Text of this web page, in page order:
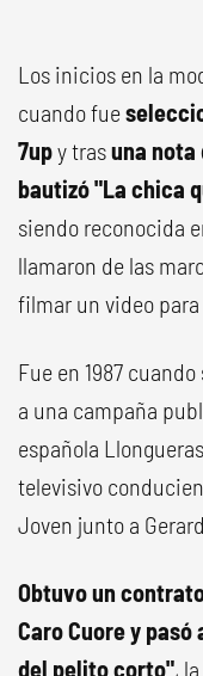
Los inicios en la
cuando fue
7upy trasuna nota
bautizó "La chica
siendo reconocida
llamaron de las
filmar un video
Fue en 1987
a una campaña
española
televisivo
Joven junto a
Obtuvo un
Caro Cuore y
del pelito corto",